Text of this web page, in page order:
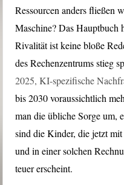
Ressourcen anders fließen
Maschine? Das Hauptbuch
Rivalität ist keine bloße
des Rechenzentrums stieg
2025, KI-spezifische
bis 2030 voraussichtlich
man die übliche Sorge um,
sind die Kinder, die jetzt
und in einer solchen
teuer erscheint.